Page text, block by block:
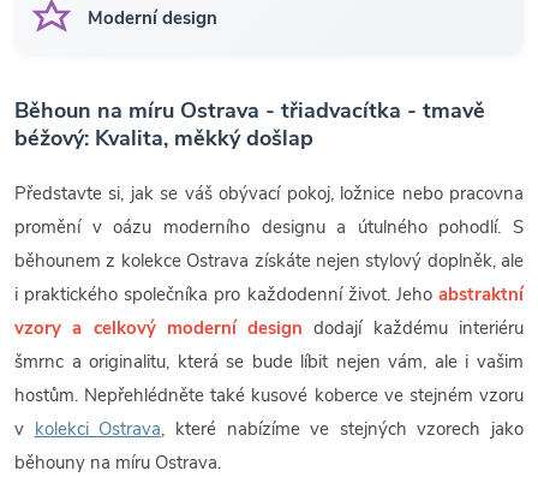
Moderní design
Běhoun na míru Ostrava - třiadvacítka - tmavě
béžový: Kvalita, měkký došlap
Představte si, jak se váš obývací pokoj, ložnice nebo pracovna
promění v oázu moderního designu a útulného pohodlí. S
běhounem z kolekce Ostrava získáte nejen stylový doplněk, ale
i praktického společníka pro každodenní život. Jeho abstraktní
vzory a celkový moderní design dodají každému interiéru
šmrnc a originalitu, která se bude líbit nejen vám, ale i vašim
hostům. Nepřehlédněte také kusové koberce ve stejném vzoru
v kolekci Ostrava, které nabízíme ve stejných vzorech jako
běhouny na míru Ostrava.